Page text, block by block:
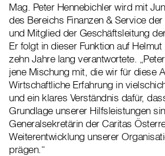
Mag. Peter Hennebichler wird mit
des Bereichs Finanzen & Service
und Mitglied der Geschäftsleitung
Er folgt in dieser Funktion auf
zehn Jahre lang verantwortete.
jene Mischung mit, die wir für diese
Wirtschaftliche Erfahrung in
und ein klares Verständnis dafür,
Grundlage unserer Hilfsleistungen
Generalsekretärin der Caritas
Weiterentwicklung unserer
prägen.“